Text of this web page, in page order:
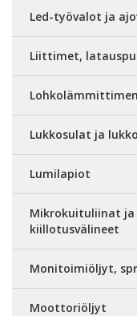
Led-työvalot ja
Liittimet,
Lukkosulat ja
Lumilapiot
Mikrokuituliinat
kiillotusvälineet
Monitoimiöljyt,
Moottoriöljyt